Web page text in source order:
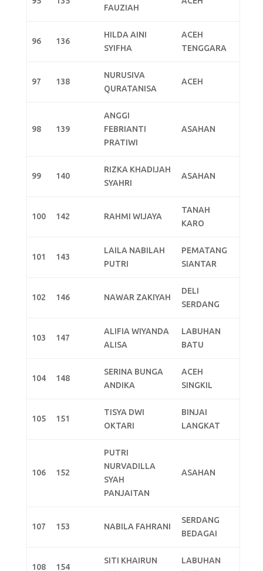
FAUZIAH
96 136
HILDA AINI
SYIFHA
ACEH
TENGGARA
97 138
NURUSIVA
QURATANISA
ACEH
98 139
ANGGI
FEBRIANTI
PRATIWI
ASAHAN
99 140
RIZKA KHADIJAH
SYAHRI
ASAHAN
100 142 RAHMI WIJAYA
TANAH
KARO
101 143
LAILA NABILAH
PUTRI
PEMATANG
SIANTAR
102 146 NAWAR ZAKIYAH
DELI
SERDANG
103 147
ALIFIA WIYANDA
ALISA
LABUHAN
BATU
104 148
SERINA BUNGA
ANDIKA
ACEH
SINGKIL
105 151
TISYA DWI
OKTARI
BINJAI
LANGKAT
106 152
PUTRI
NURVADILLA
SYAH
PANJAITAN
ASAHAN
107 153 NABILA FAHRANI
SERDANG
BEDAGAI
108 154
SITI KHAIRUN
LABUHAN